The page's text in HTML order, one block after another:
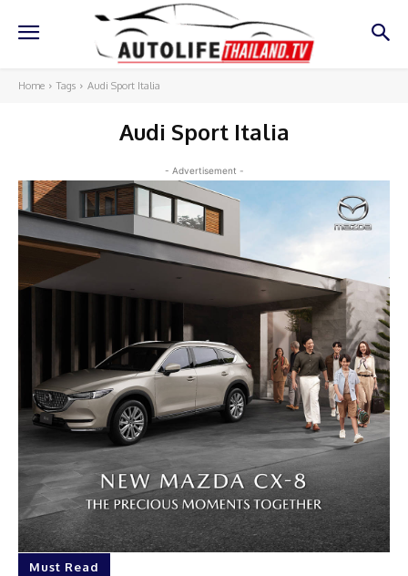
Home Tags Audi Sport Italia
Audi Sport Italia
- Advertisement -
Must Read